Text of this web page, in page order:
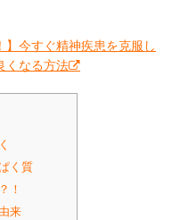
今すぐ精神疾患を克服し
くなる方法
く質
！
来